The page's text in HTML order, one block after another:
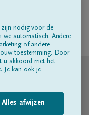
zijn nodig voor de
we automatisch. Andere
of andere
toestemming. Door
u akkoord met het
Je kan ook je
Alles afwijzen